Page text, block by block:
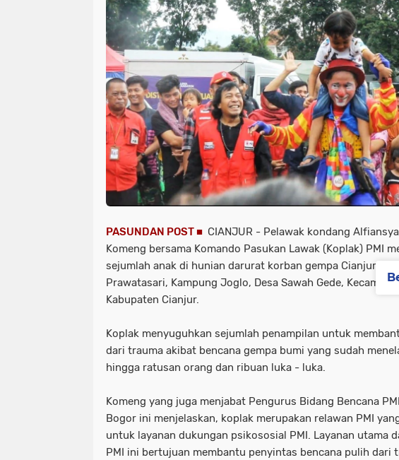
PASUNDAN POST ■ CIANJUR - Pelawak kondang
Komeng bersama Komando Pasukan Lawak (Koplak) PMI
sejumlah anak di hunian darurat korban gempa Cianjur,
Prawatasari, Kampung Joglo, Desa Sawah Gede,
Kabupaten Cianjur.
Koplak menyuguhkan sejumlah penampilan untuk
dari trauma akibat bencana gempa bumi yang sudah
hingga ratusan orang dan ribuan luka - luka.
Komeng yang juga menjabat Pengurus Bidang Bencana
Bogor ini menjelaskan, koplak merupakan relawan PMI
untuk layanan dukungan psikososial PMI. Layanan utama
PMI ini bertujuan membantu penyintas bencana pulih dari